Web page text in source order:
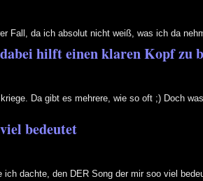
Fall, da ich absolut nicht weiß, was ich da
hilft einen klaren Kopf zu
Da gibt es mehrere, wie so oft ;) Doch
bedeutet
dachte, den DER Song der mir soo viel